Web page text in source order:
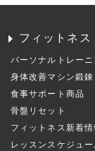
フィットネス
パーソナルトレーニ
身体改善マシン鍛錬
食事サポート商品
骨盤リセット
フィットネス新着
レッスンスケジュー